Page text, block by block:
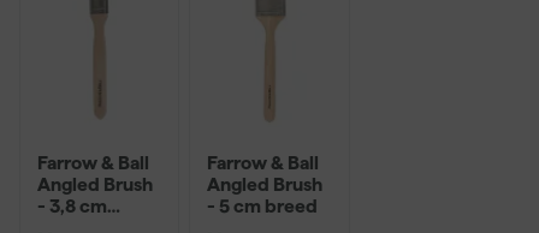
Farrow & Ball
Angled Brush
- 3,8 cm
Farrow & Ball
Angled Brush
- 5 cm breed